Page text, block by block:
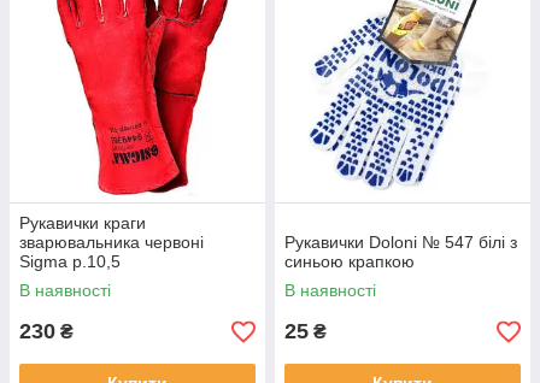
Рукавички краги
зварювальника червоні
Sigma р.10,5
В наявності
230 ₴
Рукавички Doloni № 547 білі з
синьою крапкою
В наявності
25 ₴